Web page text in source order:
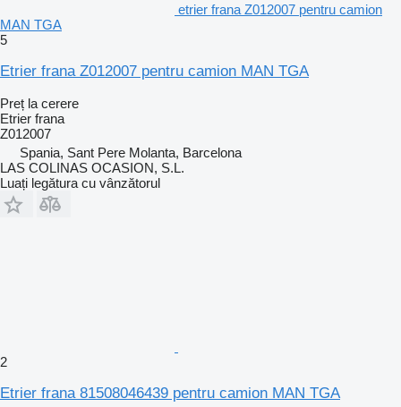
etrier frana Z012007 pentru camion
MAN TGA
5
Etrier frana Z012007 pentru camion MAN TGA
Preț la cerere
Etrier frana
Z012007
Spania, Sant Pere Molanta, Barcelona
LAS COLINAS OCASION, S.L.
Luați legătura cu vânzătorul
2
Etrier frana 81508046439 pentru camion MAN TGA